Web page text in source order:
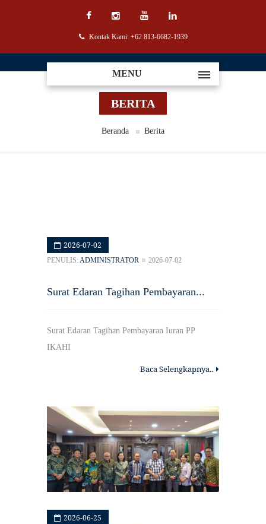
Kontak Kami: +62 813-6682-1939
MENU
BERITA
Beranda Berita
2026-07-02
PENULIS:ADMINISTRATOR 2026-07-02
Surat Edaran Tagihan Pembayaran...
Surat Edaran Tagihan Pembayaran Iuran PP
IKAHI
Baca Selengkapnya..
2026-06-25